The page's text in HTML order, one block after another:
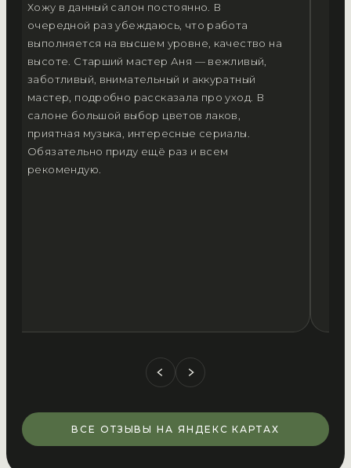
Хожу в данный салон постоянно. В
очередной раз убеждаюсь, что работа
выполняется на высшем уровне, качество на
высоте. Старший мастер Аня — вежливый,
заботливый, внимательный и аккуратный
мастер, подробно рассказала про уход. В
салоне большой выбор цветов лаков,
приятная музыка, интересные сериалы.
Обязательно приду ещё раз и всем
рекомендую.
ВСЕ ОТЗЫВЫ НА ЯНДЕКС КАРТАХ